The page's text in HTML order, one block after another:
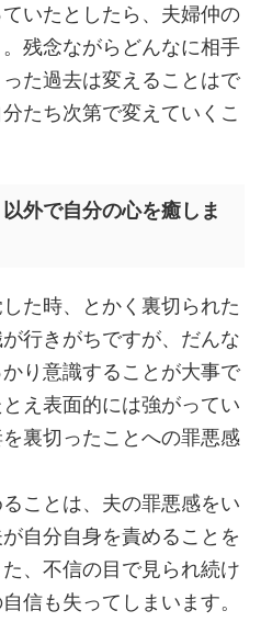
いたとしたら、夫婦仲の
残念ながらどんなに相手
た過去は変えることはで
たち次第で変えていくこ
外で自分の心を癒しま
た時、とかく裏切られた
行きがちですが、だんな
り意識することが大事で
え表面的には強がってい
裏切ったことへの罪悪感
ことは、夫の罪悪感をい
自分自身を責めることを
、不信の目で見られ続け
信も失ってしまいます。